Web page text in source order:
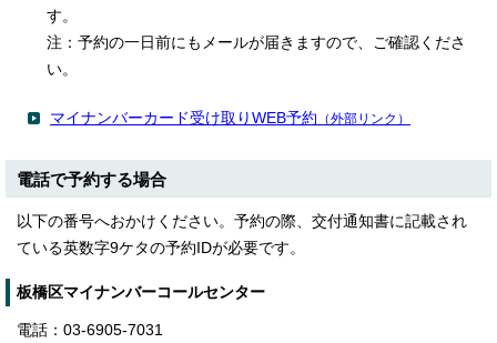
す。
注：予約の一日前にもメールが届きますので、ご確認くださ
い。
マイナンバーカード受け取りWEB予約 （外部リンク）
電話で予約する場合
以下の番号へおかけください。予約の際、交付通知書に記載され
ている英数字9ケタの予約IDが必要です。
板橋区マイナンバーコールセンター
電話：03-6905-7031